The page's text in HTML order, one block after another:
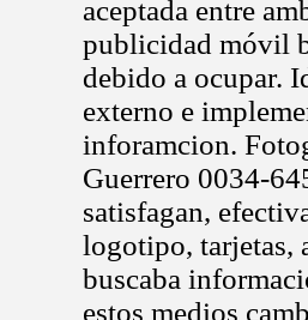
aceptada entre
publicidad móvil
debido a ocupar.
externo e
inforamcion.
Guerrero 0034-
satisfagan,
logotipo, tarjetas,
buscaba
estos medios